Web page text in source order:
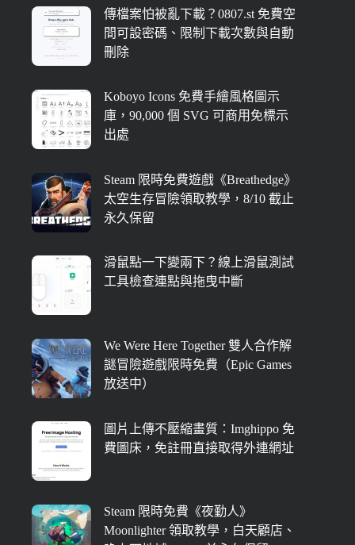
傳檔案怕被亂下載？0807.st 免費空
間可設密碼、限制下載次數與自動
刪除
Koboyo Icons 免費手繪風格圖示
庫，90,000 個 SVG 可商用免標示
出處
Steam 限時免費遊戲《Breathedge》
太空生存冒險領取教學，8/10 截止
永久保留
滑鼠點一下變兩下？線上滑鼠測試
工具檢查連點與拖曳中斷
We Were Here Together 雙人合作解
謎冒險遊戲限時免費（Epic Games
放送中）
圖片上傳不壓縮畫質：Imghippo 免
費圖床，免註冊直接取得外連網址
Steam 限時免費《夜勤人》
Moonlighter 領取教學，白天顧店、